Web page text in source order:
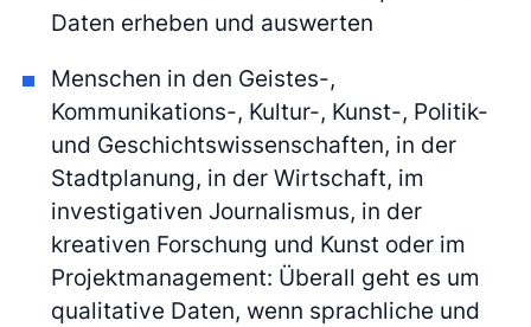
Daten erheben und auswerten
Menschen in den Geistes-,
Kommunikations-, Kultur-, Kunst-, Politik-
und Geschichtswissenschaften, in der
Stadtplanung, in der Wirtschaft, im
investigativen Journalismus, in der
kreativen Forschung und Kunst oder im
Projektmanagement: Überall geht es um
qualitative Daten, wenn sprachliche und